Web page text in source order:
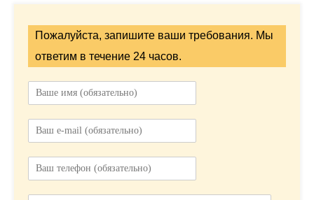
Пожалуйста, запишите ваши требования. Мы
ответим в течение 24 часов.